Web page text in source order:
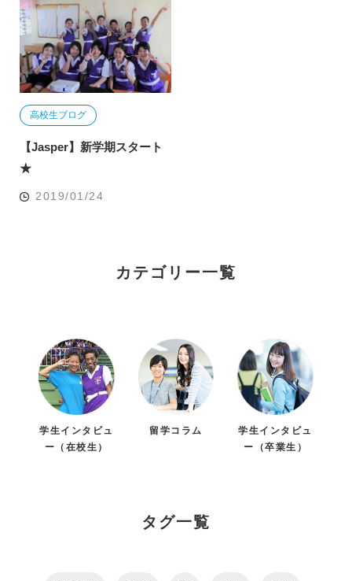
高校生ブログ
【Jasper】新学期スタート
★
2019/01/24
カテゴリー一覧
学生インタビュ
ー（在校生）
留学コラム
学生インタビュ
ー（卒業生）
タグ一覧